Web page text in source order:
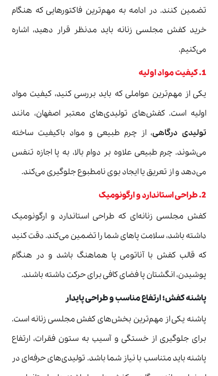
تضمین کنند. در ادامه به مهم‌ترین فاکتورهایی که هنگام
خرید کفش مجلسی زنانه باید مدنظر قرار دهید، اشاره
می‌کنیم.
1. کیفیت مواد اولیه
یکی از مهم‌ترین عواملی که باید بررسی کنید، کیفیت مواد
اولیه است. کفش‌های تولیدی‌های معتبر اصفهان، مانند
تولیدی درگاهی، از چرم طبیعی و مواد باکیفیت ساخته
می‌شوند. چرم طبیعی علاوه بر دوام بالا، به پا اجازه تنفس
می‌دهد و از تعریق یا ایجاد بوی نامطبوع جلوگیری می‌کند.
2. طراحی استاندارد و ارگونومیک
کفش مجلسی زنانه‌ای که طراحی استاندارد و ارگونومیک
داشته باشد، سلامت پاهای شما را تضمین می‌کند. دقت کنید
که قالب کفش با آناتومی پا هماهنگ باشد و در هنگام
پوشیدن، انگشتان پا فضای کافی برای حرکت داشته باشند.
پاشنه کفش؛ ارتفاع مناسب و طراحی پایدار
پاشنه یکی از مهم‌ترین بخش‌های کفش مجلسی زنانه است.
برای جلوگیری از خستگی و آسیب به ستون فقرات، ارتفاع
پاشنه باید متناسب با نیاز شما باشد. تولیدی‌های حرفه‌ای در